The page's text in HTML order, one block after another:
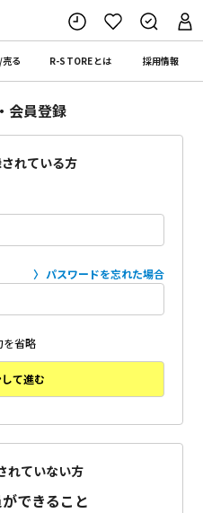
/売る R-STOREとは 採用情報
会員登録
れている方
パスワードを忘れた場合
を省略
て進む
れていない方
できること